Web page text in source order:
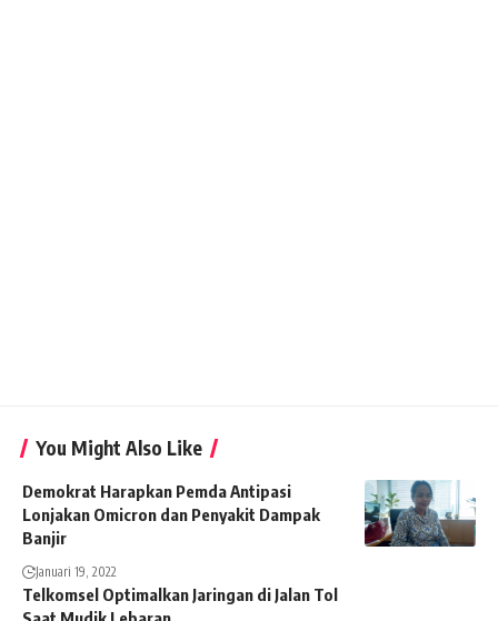
You Might Also Like
Demokrat Harapkan Pemda Antipasi
Lonjakan Omicron dan Penyakit Dampak
Banjir
Januari 19, 2022
Telkomsel Optimalkan Jaringan di Jalan Tol